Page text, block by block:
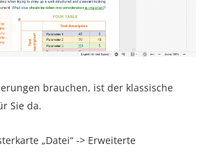
brauchen, ist der klassische
Sie da.
„Datei“ -> Erweiterte